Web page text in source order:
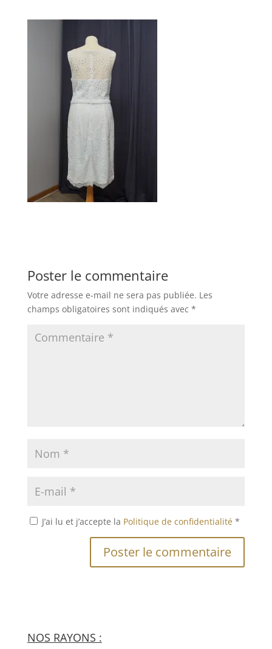
Poster le commentaire
Votre adresse e-mail ne sera pas publiée. Les
champs obligatoires sont indiqués avec *
J’ai lu et j’accepte la Politique de confidentialité *
NOS RAYONS :